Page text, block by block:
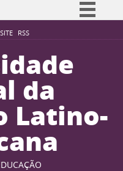
RSS
Simplifique!
Participe
Acesso à informação
Legislação
Canais
da
Latino-